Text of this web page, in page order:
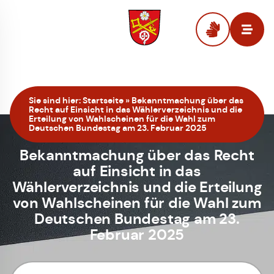
Sie sind hier:Startseite » Bekanntmachung über das
Recht auf Einsicht in das Wählerverzeichnis und die
Erteilung von Wahlscheinen für die Wahl zum
Deutschen Bundestag am 23. Februar 2025
Bekanntmachung über das Recht
auf Einsicht in das
Wählerverzeichnis und die Erteilung
von Wahlscheinen für die Wahl zum
Deutschen Bundestag am 23.
Februar 2025